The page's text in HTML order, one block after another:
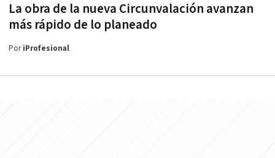
La obra de la nueva Circunvalación avanzan
más rápido de lo planeado
PoriProfesional